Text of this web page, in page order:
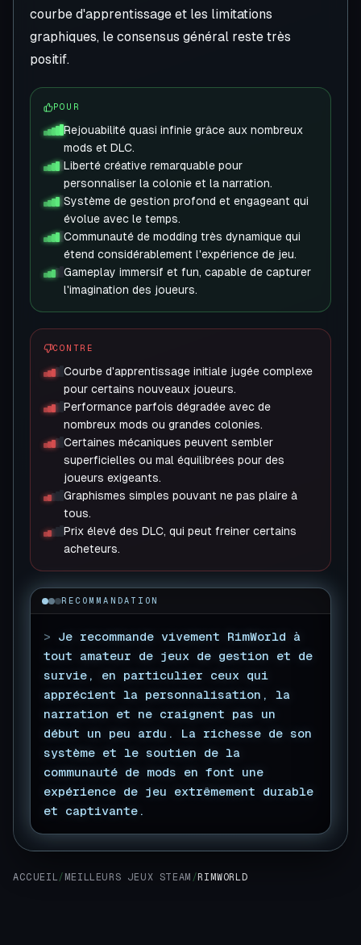
courbe d'apprentissage et les limitations
graphiques, le consensus général reste très
positif.
POUR
Rejouabilité quasi infinie grâce aux nombreux
mods et DLC.
Liberté créative remarquable pour
personnaliser la colonie et la narration.
Système de gestion profond et engageant qui
évolue avec le temps.
Communauté de modding très dynamique qui
étend considérablement l'expérience de jeu.
Gameplay immersif et fun, capable de capturer
l'imagination des joueurs.
CONTRE
Courbe d'apprentissage initiale jugée complexe
pour certains nouveaux joueurs.
Performance parfois dégradée avec de
nombreux mods ou grandes colonies.
Certaines mécaniques peuvent sembler
superficielles ou mal équilibrées pour des
joueurs exigeants.
Graphismes simples pouvant ne pas plaire à
tous.
Prix élevé des DLC, qui peut freiner certains
acheteurs.
RECOMMANDATION
> Je recommande vivement RimWorld à
tout amateur de jeux de gestion et de
survie, en particulier ceux qui
apprécient la personnalisation, la
narration et ne craignent pas un
début un peu ardu. La richesse de son
système et le soutien de la
communauté de mods en font une
expérience de jeu extrêmement durable
et captivante.
ACCUEIL/ MEILLEURS JEUX STEAM / RIMWORLD